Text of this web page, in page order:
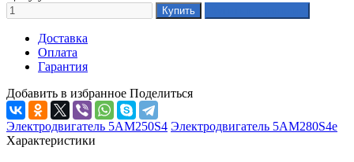
Доставка
Оплата
Гарантия
Добавить в избранное Поделиться
Электродвигатель 5АМ250S4 Электродвигатель 5АМ280S4e
Характеристики